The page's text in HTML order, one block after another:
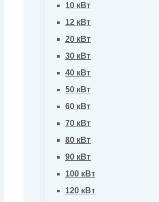
10 кВт
12 кВт
20 кВт
30 кВт
40 кВт
50 кВт
60 кВт
70 кВт
80 кВт
90 кВт
100 кВт
120 кВт